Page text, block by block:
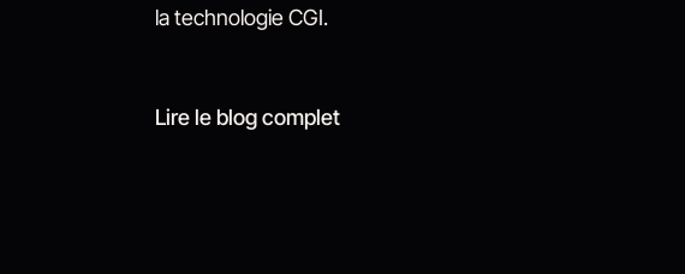
la technologie CGI.
Lire le blog complet